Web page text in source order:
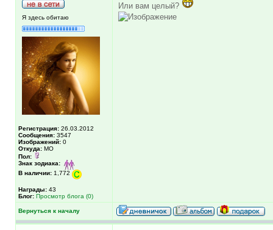
Я здесь обитаю
Регистрация: 26.03.2012
Сообщения: 3547
Изображений: 0
Откуда: МО
Пол:
Знак зодиака:
В наличии: 1,772
Награды: 43
Блог: Просмотр блога (0)
Или вам целый?
Вернуться к началу